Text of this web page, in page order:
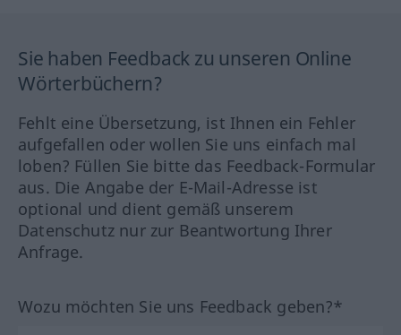
Sie haben Feedback zu unseren Online
Wörterbüchern?
Fehlt eine Übersetzung, ist Ihnen ein Fehler
aufgefallen oder wollen Sie uns einfach mal
loben? Füllen Sie bitte das Feedback-Formular
aus. Die Angabe der E-Mail-Adresse ist
optional und dient gemäß unserem
Datenschutz nur zur Beantwortung Ihrer
Anfrage.
Wozu möchten Sie uns Feedback geben?*